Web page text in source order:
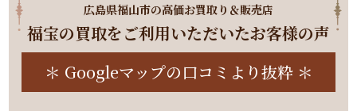
広島県福山市の高価お買取 り＆販売店
福宝の買取をご利用いただいたお客様の声
＊ Googleマップの口コミより抜粋 ＊